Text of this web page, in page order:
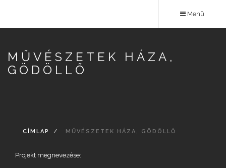
tartalomra
Menü
MŰVÉSZETEK HÁZA,
GÖDÖLLŐ
CÍMLAP MŰVÉSZETEK HÁZA, GÖDÖLLŐ
Projekt megnevezése: